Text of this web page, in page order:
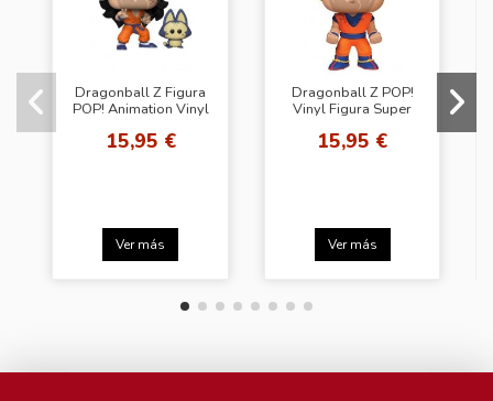
Dragonball Z Figura
POP! Animation Vinyl
15,95 €
Ver más
Dragonball Z POP!
Vinyl Figura Super
15,95 €
Ver más